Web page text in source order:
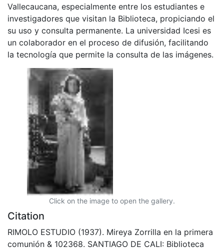
Vallecaucana, especialmente entre los estudiantes e
investigadores que visitan la Biblioteca, propiciando el
su uso y consulta permanente. La universidad Icesi es
un colaborador en el proceso de difusión, facilitando
la tecnología que permite la consulta de las imágenes.
Click on the image to open the gallery.
Citation
RIMOLO ESTUDIO (1937). Mireya Zorrilla en la primera
comunión & 102368. SANTIAGO DE CALI: Biblioteca